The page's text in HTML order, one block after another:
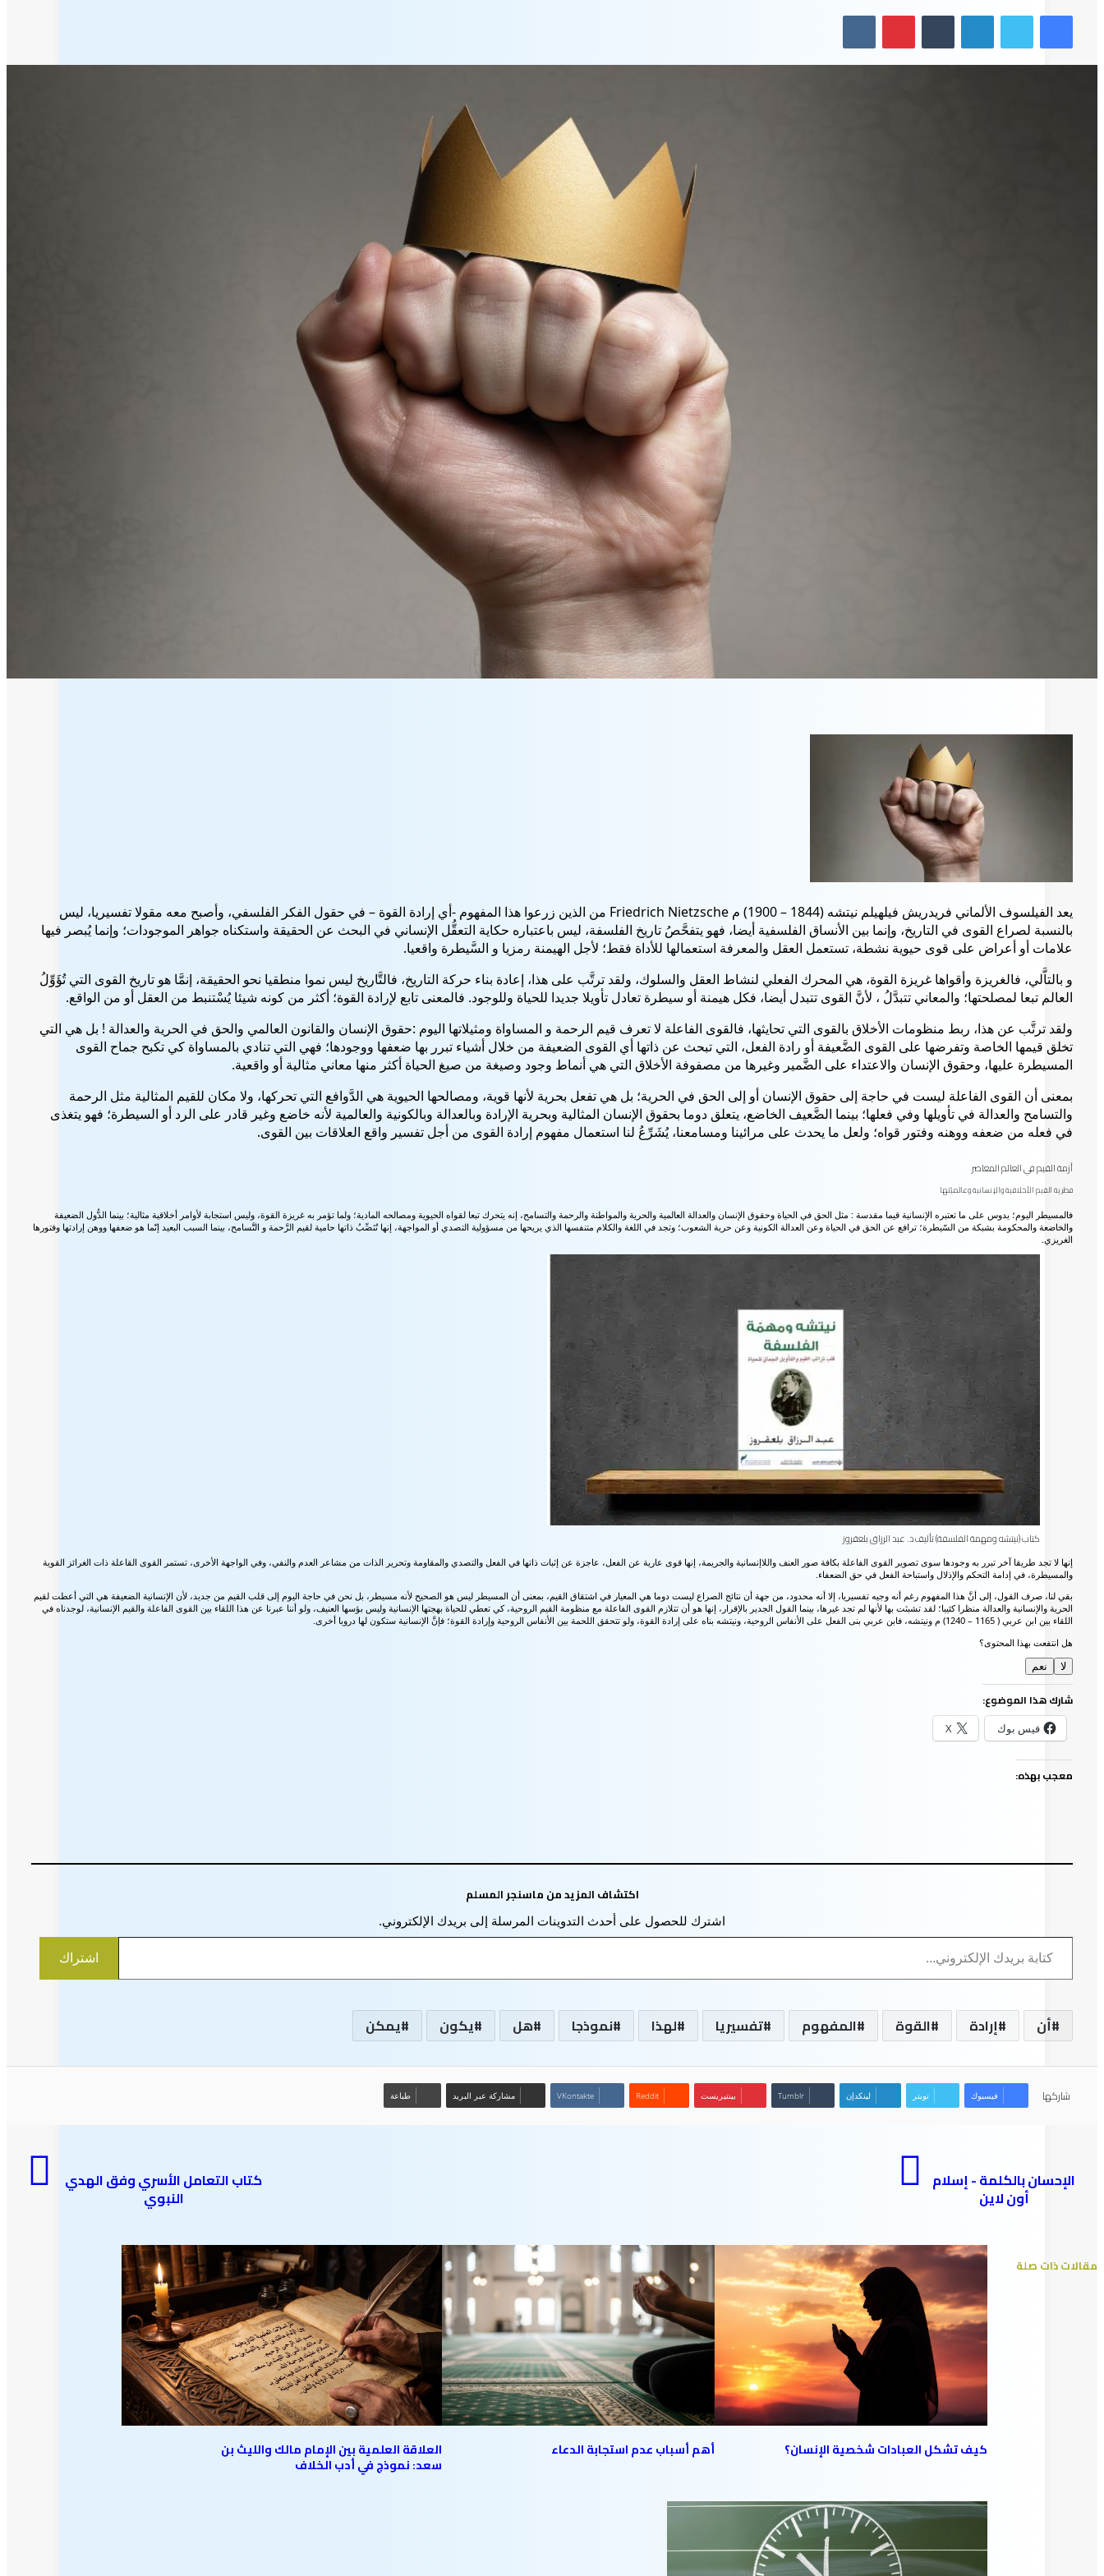
فيسبوكتويتر لينكدإن بينتيريست
يعد الفيلسوف الألماني فريدريش فيلهيلم نيتشه (1844 – 1900) م Friedrich Nietzsche من الذين زرعوا هذا المفهوم -أي إرادة القوة – في حقول الفكر الفلسفي، وأصبح معه مقولا تفسيريا، ليس
بالنسبة لصراع القوى في التاريخ، وإنما بين الأنساق الفلسفية أيضا، فهو يتفحَّصُ تاريخ الفلسفة، ليس باعتباره حكاية التعقُّل الإنساني في البحث عن الحقيقة واستكناه جواهر الموجودات؛ وإنما يُبصر فيها
علامات أو أعراض على قوى حيوية نشطة، تستعمل العقل والمعرفة استعمالها للأداة فقط؛ لأجل الهيمنة رمزيا و السَّيطرة واقعيا.
و بالتاَّلي، فالغريزة وأقواها غريزة القوة، هي المحرك الفعلي لنشاط العقل والسلوك، ولقد ترتَّب على هذا، إعادة بناء حركة التاريخ، فالتَّاريخ ليس نموا منطقيا نحو الحقيقة، إنمَّا هو تاريخ القوى التي تُؤَوِّلُ
العالم تبعا لمصلحتها؛ والمعاني تتبدَّلُ ، لأنَّ القوى تتبدل أيضا، فكل هيمنة أو سيطرة تعادل تأويلا جديدا للحياة وللوجود. فالمعنى تابع لإرادة القوة؛ أكثر من كونه شيئا يُسْتنبط من العقل أو من الواقع.
ولقد ترتَّب عن هذا، ربط منظومات الأخلاق بالقوى التي تحايثها، فالقوى الفاعلة لا تعرف قيم الرحمة و المساواة ومثيلاتها اليوم :حقوق الإنسان والقانون العالمي والحق في الحرية والعدالة ! بل هي التي
تخلق قيمها الخاصة وتفرضها على القوى الضَّعيفة أو رادة الفعل، التي تبحث عن ذاتها أي القوى الضعيفة من خلال أشياء تبرر بها ضعفها ووجودها؛ فهي التي تنادي بالمساواة كي تكبح جماح القوى
المسيطرة عليها، وحقوق الإنسان والاعتداء على الضَّمير وغيرها من مصفوفة الأخلاق التي هي أنماط وجود وصيغة من صيغ الحياة أكثر منها معاني مثالية أو واقعية.
بمعنى أن القوى الفاعلة ليست في حاجة إلى حقوق الإنسان أو إلى الحق في الحرية؛ بل هي تفعل بحرية لأنها قوية، ومصالحها الحيوية هي الدَّوافع التي تحركها، ولا مكان للقيم المثالية مثل الرحمة
والتسامح والعدالة في تأويلها وفي فعلها؛ بينما الضَّعيف الخاضع، يتعلق دوما بحقوق الإنسان المثالية وبحرية الإرادة وبالعدالة وبالكونية والعالمية لأنه خاضع وغير قادر على الرد أو السيطرة؛ فهو يتغذى
في فعله من ضعفه ووهنه وفتور قواه؛ ولعل ما يحدث على مرائينا ومسامعنا، يُشَرِّعُ لنا استعمال مفهوم إرادة القوى من أجل تفسير واقع العلاقات بين القوى.
أزمة القيم في العالم المعاصر
فطرية القيم الأخلاقية والإنسانية وعالميّتها
فالمسيطر اليوم؛ يدوس على ما تعتبره الإنسانية قيما مقدسة : مثل الحق في الحياة وحقوق الإنسان والعدالة العالمية والحرية والمواطنة والرحمة والتسامح، إنه يتحرك تبعا لقواه الحيوية ومصالحه المادية؛ ولما تؤمر به غريزة القوة، وليس استجابة لأوامر أخلاقية مثالية؛ بينما الدُّول الضعيفة
والخاضعة والمحكومة بشبكة من السّيطرة؛ ترافع عن الحق في الحياة وعن العدالة الكونية وعن حرية الشعوب؛ وتجد في اللغة والكلام متنفسها الذي يريحها من مسؤولية التصدي أو المواجهة، إنها تُنَصِّبُ ذاتها حامية لقيم الرَّحمة و التَّسامح، بينما السبب البعيد إنّما هو ضعفها ووهن إرادتها وفتورها
الغريزي.
كتاب (نيتشه ومهمة الفلسفة) تأليف د. عبد الرزاق بلعقروز
إنها لا تجد طريقا آخر تبرر به وجودها سوى تصوير القوى الفاعلة بكافة صور العنف واللاإنسانية والجريمة، إنها قوى عارية عن الفعل، عاجزة عن إثبات ذاتها في الفعل والتصدي والمقاومة وتحرير الذات من مشاعر العدم والنفي، وفي الواجهة الأخرى، تستمر القوى القاعلة ذات الغرائز القوية
والمسيطرة، في إدامة التحكم والإذلال واستباحة الفعل في حق الضعفاء.
بقي لنا، صرف القول، إلى أنَّ هذا المفهوم رغم أنه وجيه تفسيريا، إلا أنه محدود، من جهة أن نتائج الصراع ليست دوما هي المعيار في اشتقاق القيم، بمعنى أن المسيطر ليس هو الصحيح لأنه مسيطر، بل نحن في حاجة اليوم إلى قلب القيم من جديد، لأن الإنسانية الضعيفة هي التي أعطت لقيم
الحرية والإنسانية والعدالة منظرا كئيبا؛ لقد تشبثت بها لأنها لم تجد غيرها، بينما القول الجدير بالإقرار، إنها هو أن تتلازم القوى الفاعلة مع منظومة القيم الروحية، كي تعطي للحياة بهجتها الإنسانية وليس بؤسها العنيف، ولو أننا عبرنا عن هذا اللقاء بين القوى الفاعلة والقيم الإنسانية، لوجدناه في
اللقاء بين ابن عربي ( 1165 – 1240) م ونيتشه، فابن عربي بنى الفعل على الأنفاس الروحية، ونيتشه بناه على إرادة القوة، ولو تتحقق اللحمة بين الأنفاس الروحية وإرادة القوة؛ فإنَّ الإنسانية ستكون لها دروبا أخرى.
هل انتفعت بهذا المحتوى؟
لا
نعم
شارك هذا الموضوع:
فيس بوك X
معجب بهذه:
اكتشاف المزيد من ماسنجر المسلم
اشترك للحصول على أحدث التدوينات المرسلة إلى بريدك الإلكتروني.
كتابة بريدك الإلكتروني...
اشتراك
أن إرادة القوة المفهوم تفسيريا لهذا نموذجا هل يكون يمكن
شاركها فيسبوك تويتر لينكدإن بينتيريست مشاركة عبر البريد طباعة
الإحسان بالكلمة - إسلام
أون لاين
كتاب التعامل الأسري وفق الهدي
النبوي
مقالات ذات صلة
كيف تشكل العبادات شخصية الإنسان؟ أهم أسباب عدم استجابة الدعاء العلاقة العلمية بين الإمام مالك والليث بن
سعد: نموذج في أدب الخلاف